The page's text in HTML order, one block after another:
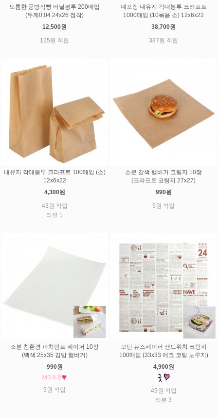
도톰한 공방식빵 비닐봉투 200매입
(두께0.04 24x26 접착)
12,500원
125원 적립
대포장 내유지 각대봉투 크라프트
1000매입 (10묶음 소) 12x6x22
38,700원
387원 적립
내유지 각대봉투 크라프트 100매입 (소)
12x6x22
4,300원
43원 적립
리뷰 1
소분 갈색 햄버거 코팅지 10장
(크라프트 코팅지 27x27)
990원
9원 적립
소분 친환경 파치먼트 페이퍼 10장
(백색 25x35 김밥 햄버거)
990원
9원 적립
모던 뉴스페이퍼 샌드위치 코팅지
100매입 (33x33 에코 코팅 노루지)
4,900원
49원 적립
리뷰 3